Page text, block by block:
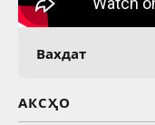
Вахдат
АКСҲО